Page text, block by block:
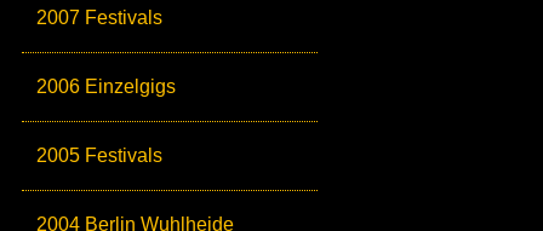
2007 Festivals
2006 Einzelgigs
2005 Festivals
2004 Berlin Wuhlheide